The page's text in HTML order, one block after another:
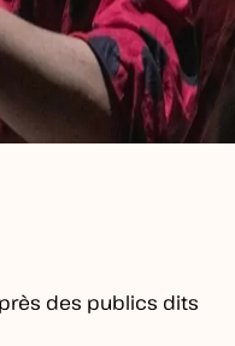
des publics dits